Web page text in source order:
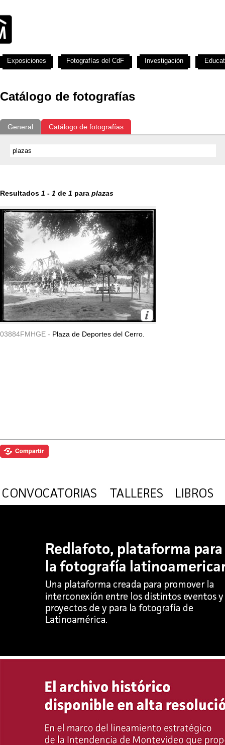
Catálogo de fotografías
General Catálogo de fotografías
Resultados 1 - 1 de 1 para plazas
03884FMHGE - Plaza de Deportes del Cerro.
Exposiciones Fotografías del CdF Investigación